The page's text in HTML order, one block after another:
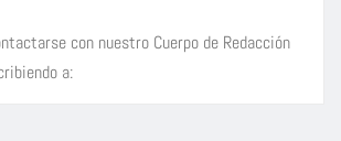
con nuestro Cuerpo de Redacción
a: